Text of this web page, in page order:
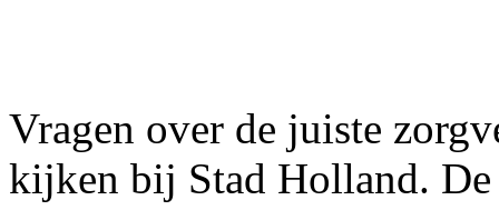
Vragen over de juiste
kijken bij Stad Holland. De